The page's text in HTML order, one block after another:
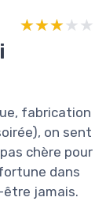
★★★★★
★★★★★
fabrication
on sent
chère pour
dans
être jamais.